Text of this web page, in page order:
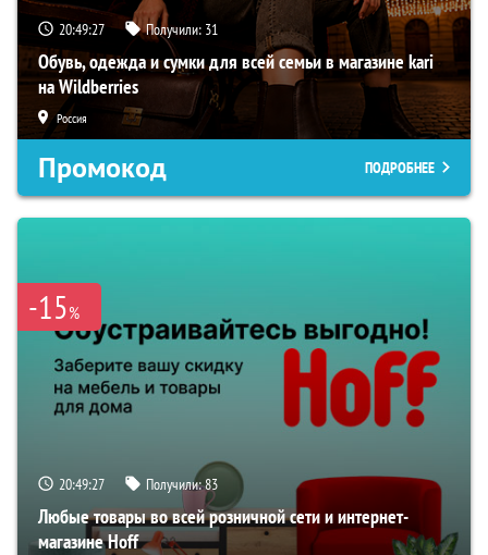
20:49:26 Получили: 31
Обувь, одежда и сумки для всей семьи в магазине kari
на Wildberries
Россия
Промокод ПОДРОБНЕЕ
-15%
20:49:26 Получили:83
Любые товары во всей розничной сети и интернет-
магазине Hoff